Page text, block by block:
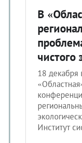
В
чистого
18 декабря
Институт